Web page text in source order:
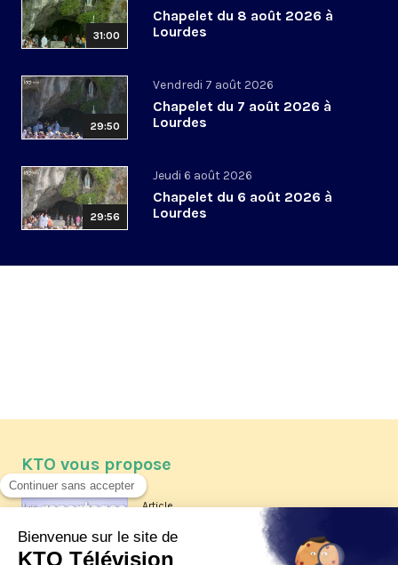
31:00
Chapelet du 8 août 2026 à
Lourdes
29:50
Vendredi 7 août 2026
Chapelet du 7 août 2026 à
Lourdes
29:56
Jeudi 6 août 2026
Chapelet du 6 août 2026 à
Lourdes
KTO vous propose
Article
Les reportages d'été 2026 de KTO